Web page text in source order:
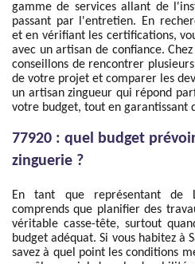
gamme de services allant de
passant par l'entretien. En
et en vérifiant les certifications,
avec un artisan de confiance. Chez
conseillons de rencontrer
de votre projet et comparer les
un artisan zingueur qui répond
votre budget, tout en garantissant
77920 : quel budget
zinguerie ?
En tant que représentant de
comprends que planifier des
véritable casse-tête, surtout
budget adéquat. Si vous habitez à
savez à quel point les conditions